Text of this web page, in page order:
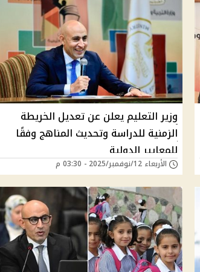
وزير التعليم يعلن عن تعديل الخريطة
الزمنية للدراسة وتحديث المناهج وفقًا
للمعايير الدولية
الأربعاء 12/نوفمبر/2025 - 03:30 م